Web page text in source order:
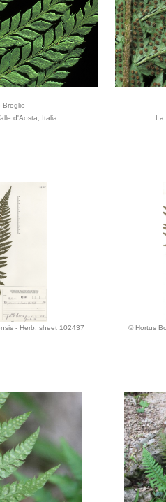
Broglio
d'Aosta, Italia
La
- Herb. sheet 102437 © Hortus